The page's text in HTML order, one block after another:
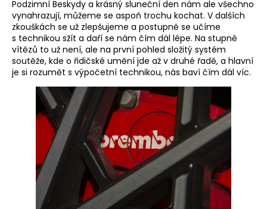
Podzimní Beskydy a krásný sluneční den nám ale všechno
vynahrazují, můžeme se aspoň trochu kochat. V dalších
zkouškách se už zlepšujeme a postupně se učíme
s technikou sžít a daří se nám čím dál lépe. Na stupně
vítězů to už není, ale na první pohled složitý systém
soutěže, kde o řidičské umění jde až v druhé řadě, a hlavní
je si rozumět s výpočetní technikou, nás baví čím dál víc.